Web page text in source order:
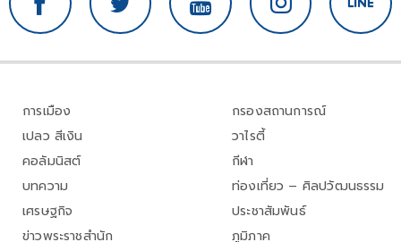
การเมือง
เปลว สีเงิน
คอลัมนิสต์
บทความ
เศรษฐกิจ
ข่าวพระราชสำนัก
กรองสถานการณ์
วาไรตี้
กีฬา
ท่องเที่ยว – ศิลปวัฒนธรรม
ประชาสัมพันธ์
ภูมิภาค